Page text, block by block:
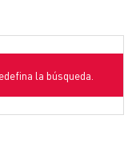
la búsqueda.